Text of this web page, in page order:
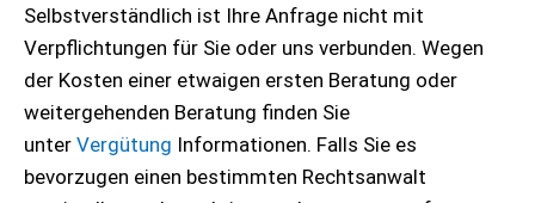
Selbstverständlich ist Ihre Anfrage nicht mit
Verpflichtungen für Sie oder uns verbunden. Wegen
der Kosten einer etwaigen ersten Beratung oder
weitergehenden Beratung finden Sie
unter Vergütung Informationen. Falls Sie es
bevorzugen einen bestimmten Rechtsanwalt